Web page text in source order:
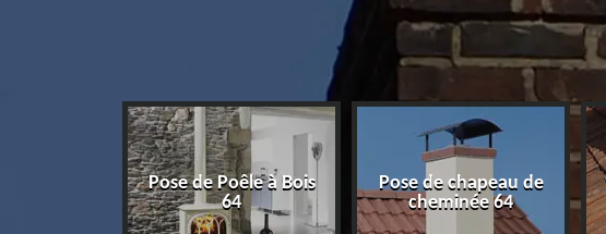
Pose de Poêle à Bois
64
Pose de chapeau de
cheminée 64